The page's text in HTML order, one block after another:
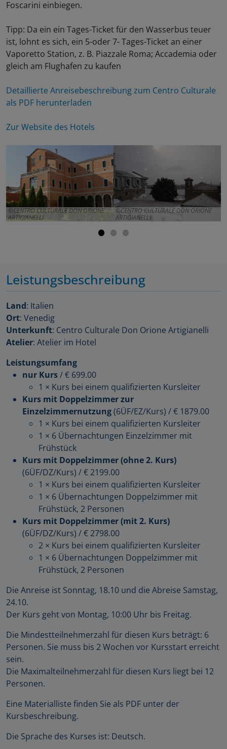
Foscarini einbiegen.
Tipp: Da ein ein Tages-Ticket für den Wasserbus teuer
ist, lohnt es sich, ein 5-oder 7- Tages-Ticket an einer
Vaporetto Station, z. B. Piazzale Roma; Accademia oder
gleich am Flughafen zu kaufen
Detaillierte Anreisebeschreibung zum Centro Culturale
als PDF herunterladen
Zur Website des Hotels
CENTRO CULTURALE DON ORIONE
ARTIGIANELLI
CENTRO CULTURALE DON ORIONE
ARTIGIANELLI
Leistungsbeschreibung
Land: Italien
Ort: Venedig
Unterkunft: Centro Culturale Don Orione Artigianelli
Atelier: Atelier im Hotel
Leistungsumfang
nur Kurs/€ 699.00
1 × Kurs bei einem qualifizierten Kursleiter
Kurs mit Doppelzimmer zur
Einzelzimmernutzung(6ÜF/EZ/Kurs) /€ 1879.00
1 × Kurs bei einem qualifizierten Kursleiter
1 × 6 Übernachtungen Einzelzimmer mit
Frühstück
Kurs mit Doppelzimmer (ohne 2. Kurs)
(6ÜF/DZ/Kurs) /€ 2199.00
1 × Kurs bei einem qualifizierten Kursleiter
1 × 6 Übernachtungen Doppelzimmer mit
Frühstück, 2 Personen
Kurs mit Doppelzimmer (mit 2. Kurs)
(6ÜF/DZ/Kurs) /€ 2798.00
2 × Kurs bei einem qualifizierten Kursleiter
1 × 6 Übernachtungen Doppelzimmer mit
Frühstück, 2 Personen
Die Anreise ist Sonntag, 18.10 und die Abreise Samstag,
24.10.
Der Kurs geht von Montag, 10:00 Uhr bis Freitag.
Die Mindestteilnehmerzahl für diesen Kurs beträgt: 6
Personen. Sie muss bis 2 Wochen vor Kursstart erreicht
sein.
Die Maximalteilnehmerzahl für diesen Kurs liegt bei 12
Personen.
Eine Materialliste finden Sie als PDF unter der
Kursbeschreibung.
Die Sprache des Kurses ist: Deutsch.